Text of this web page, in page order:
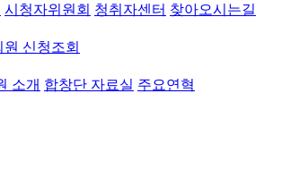
시청자위원회 청취자센터 찾아오시는길
원 신청조회
소개 합창단 자료실 주요연혁